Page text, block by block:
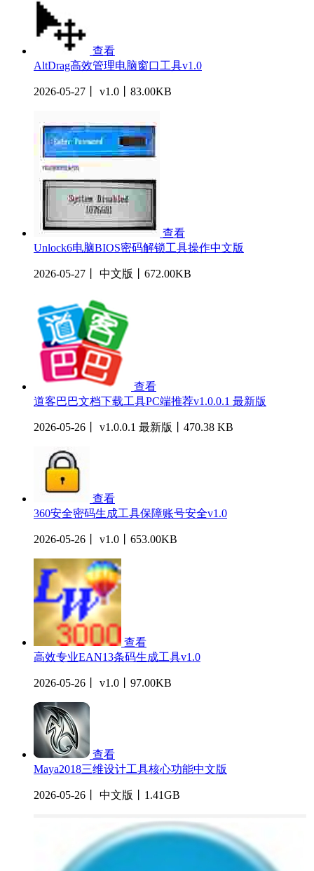
查看
AltDrag高效管理电脑窗口工具v1.0
2026-05-27丨 v1.0丨83.00KB
查看
Unlock6电脑BIOS密码解锁工具操作中文版
2026-05-27丨 中文版丨672.00KB
查看
道客巴巴文档下载工具PC端推荐v1.0.0.1 最新版
2026-05-26丨 v1.0.0.1 最新版丨470.38 KB
查看
360安全密码生成工具保障账号安全v1.0
2026-05-26丨 v1.0丨653.00KB
查看
高效专业EAN13条码生成工具v1.0
2026-05-26丨 v1.0丨97.00KB
查看
Maya2018三维设计工具核心功能中文版
2026-05-26丨 中文版丨1.41GB